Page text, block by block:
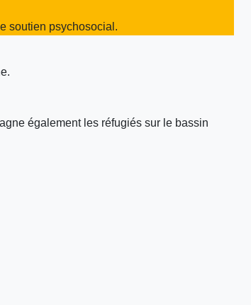
soutien psychosocial.
également les réfugiés sur le bassin